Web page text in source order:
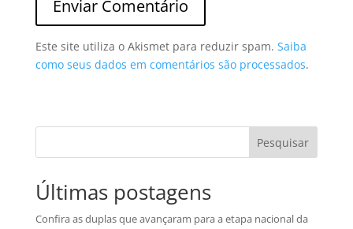
Este site utiliza o Akismet para reduzir spam. Saiba
como seus dados em comentários são processados.
Pesquisar
Últimas postagens
Confira as duplas que avançaram para a etapa nacional da